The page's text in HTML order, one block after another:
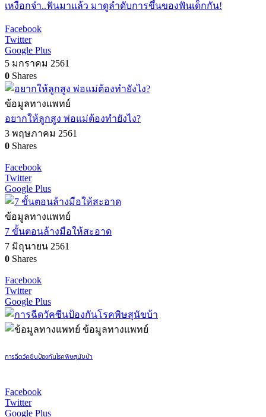
เหงือกจ๋า..ฟันมาแล้ว มาดูลำดับการขึ้นของฟันเด็กกัน!
Facebook
Twitter
Google Plus
5 มกราคม 2561
0 Shares
ข้อมูลทางแพทย์
อยากให้ลูกสูง พ่อแม่ต้องทำยังไง?
3 พฤษภาคม 2561
0 Shares
Facebook
Twitter
Google Plus
ข้อมูลทางแพทย์
7 ขั้นตอนล้างมือให้สะอาด
7 มิถุนายน 2561
0 Shares
Facebook
Twitter
Google Plus
ข้อมูลทางแพทย์
การฉีดวัคซีนป้องกันโรคพิษสุนัขบ้า
Facebook
Twitter
Google Plus